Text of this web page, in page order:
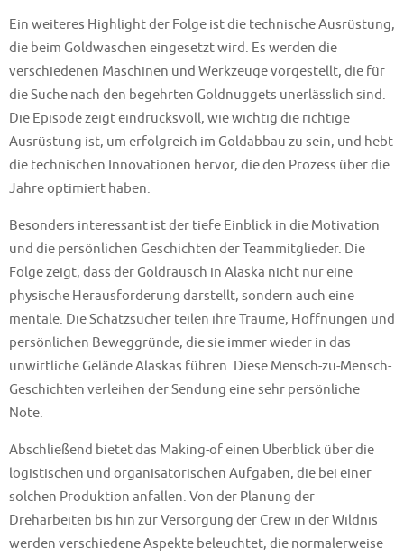
Ein weiteres Highlight der Folge ist die technische Ausrüstung,
die beim Goldwaschen eingesetzt wird. Es werden die
verschiedenen Maschinen und Werkzeuge vorgestellt, die für
die Suche nach den begehrten Goldnuggets unerlässlich sind.
Die Episode zeigt eindrucksvoll, wie wichtig die richtige
Ausrüstung ist, um erfolgreich im Goldabbau zu sein, und hebt
die technischen Innovationen hervor, die den Prozess über die
Jahre optimiert haben.
Besonders interessant ist der tiefe Einblick in die Motivation
und die persönlichen Geschichten der Teammitglieder. Die
Folge zeigt, dass der Goldrausch in Alaska nicht nur eine
physische Herausforderung darstellt, sondern auch eine
mentale. Die Schatzsucher teilen ihre Träume, Hoffnungen und
persönlichen Beweggründe, die sie immer wieder in das
unwirtliche Gelände Alaskas führen. Diese Mensch-zu-Mensch-
Geschichten verleihen der Sendung eine sehr persönliche
Note.
Abschließend bietet das Making-of einen Überblick über die
logistischen und organisatorischen Aufgaben, die bei einer
solchen Produktion anfallen. Von der Planung der
Dreharbeiten bis hin zur Versorgung der Crew in der Wildnis
werden verschiedene Aspekte beleuchtet, die normalerweise